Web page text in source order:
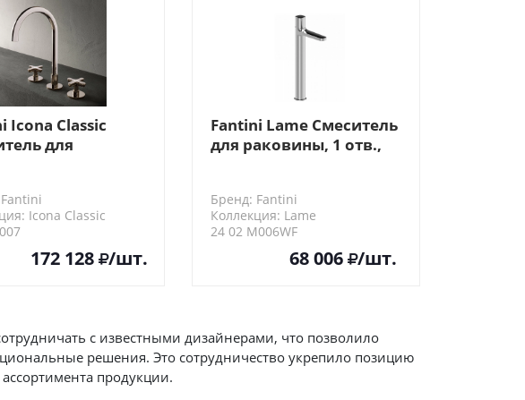
Icona Classic
для
излив
цвет: никель
Icona Classic
172 128 /шт.
Fantini Lame Смеситель
для раковины, 1 отв.,
хром
Бренд: Fantini
Коллекция: Lame
24 02 M006WF
68 006 /шт.
с известными дизайнерами, что позволило
решения. Это сотрудничество укрепило позицию
продукции.